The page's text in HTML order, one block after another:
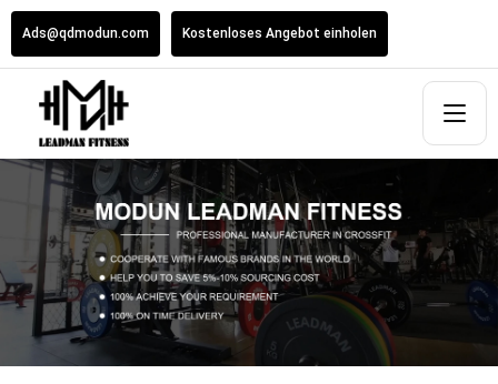
Ads@qdmodun.com Kostenloses Angebot einholen